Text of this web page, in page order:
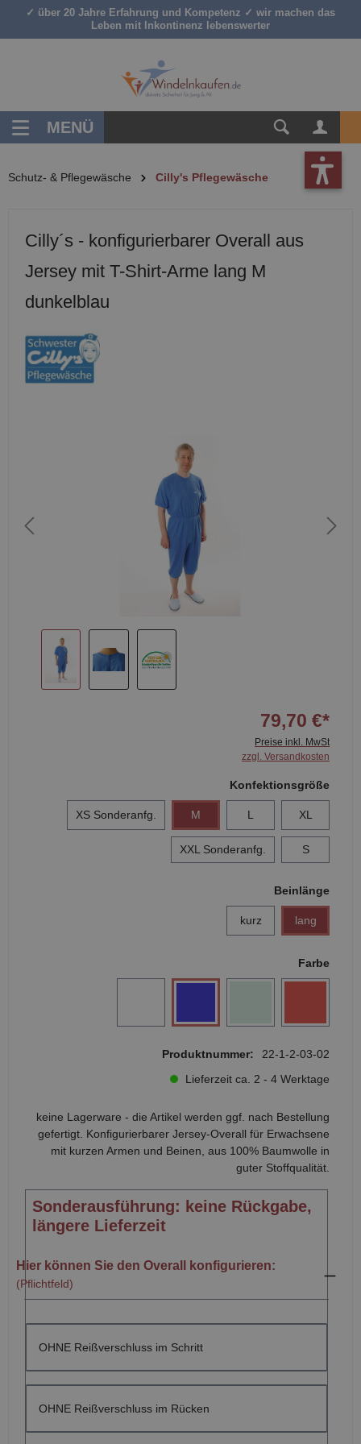
springen
✓ über 20 Jahre Erfahrung und Kompetenz ✓ wir machen das
Leben mit Inkontinenz lebenswerter
MENÜ
Schutz- & Pflegewäsche Cilly's Pflegewäsche
Cilly´s - konfigurierbarer Overall aus
Jersey mit T-Shirt-Arme lang M
dunkelblau
79,70 €*
Preise inkl. MwSt
zzgl. Versandkosten
Produktnummer:
22-1-2-03-02
Lieferzeit ca. 2 - 4 Werktage
keine Lagerware - die Artikel werden ggf. nach Bestellung
gefertigt. Konfigurierbarer Jersey-Overall für Erwachsene
mit kurzen Armen und Beinen, aus 100% Baumwolle in
guter Stoffqualität.
Farbe
Beinlänge
kurz lang
Konfektionsgröße
XS Sonderanfg. M L XL
XXL Sonderanfg. S
Sonderausführung: keine Rückgabe,
längere Lieferzeit
Hier können Sie den Overall konfigurieren:
(Pflichtfeld)
OHNE Reißverschluss im Schritt
OHNE Reißverschluss im Rücken